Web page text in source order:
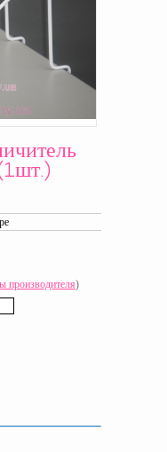
производителя)